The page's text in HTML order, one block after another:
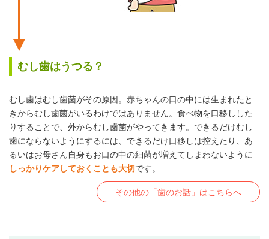
むし歯はうつる？
むし歯はむし歯菌がその原因。赤ちゃんの口の中には生まれたと
きからむし歯菌がいるわけではありません。食べ物を口移しした
りすることで、外からむし歯菌がやってきます。できるだけむし
歯にならないようにするには、できるだけ口移しは控えたり、あ
るいはお母さん自身もお口の中の細菌が増えてしまわないように
しっかりケアしておくことも大切です。
その他の「歯のお話」はこちらへ